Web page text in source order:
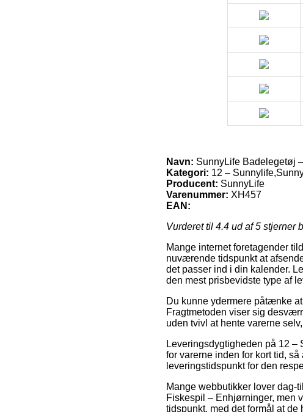
Navn: SunnyLife Badelegetøj
Kategori: 12 –
Producent: SunnyLife
Varenummer: XH457
EAN:
Vurderet til 4.4 ud af 5 stjerner
Mange internet foretagender
nuværende tidspunkt at
det passer ind i din kalender.
den mest prisbevidste type af
Du kunne ydermere påtænke
Fragtmetoden viser sig
uden tvivl at hente varerne
Leveringsdygtigheden på 12
for varerne inden for kort tid,
leveringstidspunkt for den
Mange webbutikker lover dag-
Fiskespil – Enhjørninger, men
tidspunkt, med det formål at